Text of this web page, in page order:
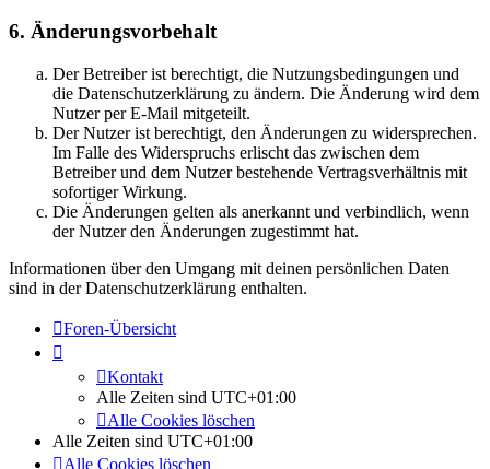
6. Änderungsvorbehalt
Der Betreiber ist berechtigt, die Nutzungsbedingungen und
die Datenschutzerklärung zu ändern. Die Änderung wird dem
Nutzer per E-Mail mitgeteilt.
Der Nutzer ist berechtigt, den Änderungen zu widersprechen.
Im Falle des Widerspruchs erlischt das zwischen dem
Betreiber und dem Nutzer bestehende Vertragsverhältnis mit
sofortiger Wirkung.
Die Änderungen gelten als anerkannt und verbindlich, wenn
der Nutzer den Änderungen zugestimmt hat.
Informationen über den Umgang mit deinen persönlichen Daten
sind in der Datenschutzerklärung enthalten.
Foren-Übersicht
Kontakt
Alle Zeiten sind UTC+01:00
Alle Cookies löschen
Alle Zeiten sind UTC+01:00
Alle Cookies löschen